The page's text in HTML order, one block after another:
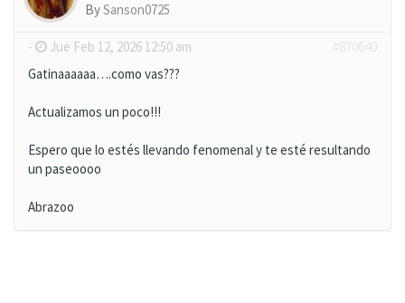
BySanson0725
- Jue Feb 12, 2026 12:50 am
Gatinaaaaaa….como vas???
Actualizamos un poco!!!
Espero que lo estés llevando fenomenal y te esté resultando
un paseoooo
Abrazoo